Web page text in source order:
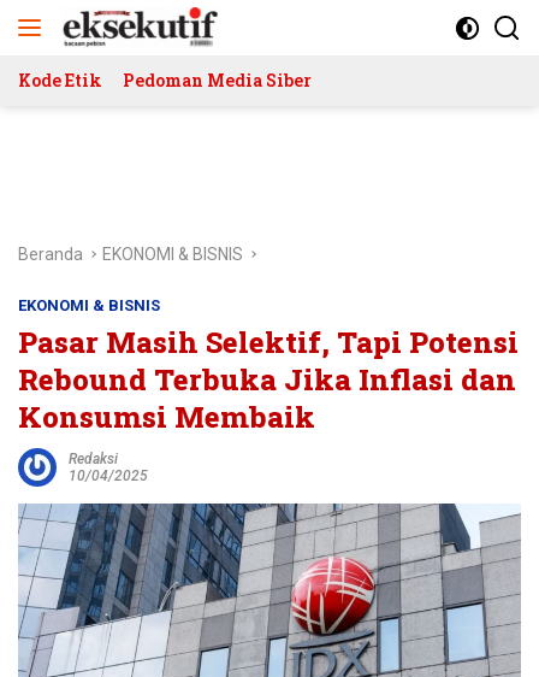
Kode Etik Pedoman Media Siber
Beranda EKONOMI & BISNIS
EKONOMI & BISNIS
Pasar Masih Selektif, Tapi Potensi
Rebound Terbuka Jika Inflasi dan
Konsumsi Membaik
Redaksi
10/04/2025